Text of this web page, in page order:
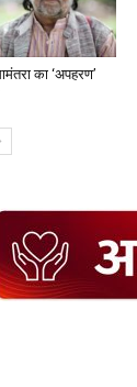
का ‘अपहरण’